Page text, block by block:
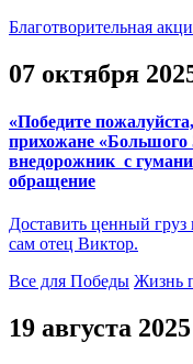
Благотворительная
07 октября
«Победите
прихожане
внедорожник с
обращение
Доставить ценный груз
сам отец Виктор.
Все для Победы Жизнь
19 августа 2025